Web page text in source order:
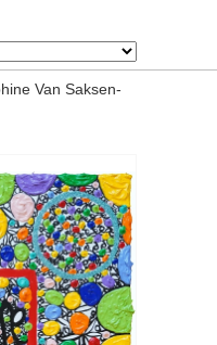
Van Saksen-